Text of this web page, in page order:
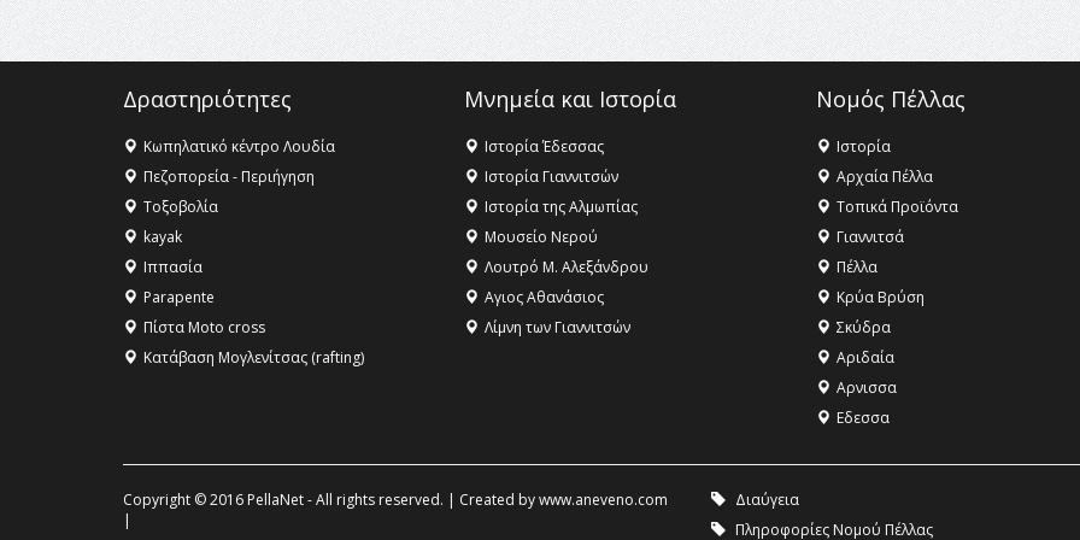
Δραστηριότητες
Κωπηλατικό κέντρο Λουδία
Πεζοπορεία - Περιήγηση
Τοξοβολία
kayak
Ιππασία
Parapente
Πίστα Moto cross
Κατάβαση Μογλενίτσας (rafting)
Μνημεία και Ιστορία
Ιστορία Έδεσσας
Ιστορία Γιαννιτσών
Ιστορία της Αλμωπίας
Μουσείο Νερού
Λουτρό Μ. Αλεξάνδρου
Αγιος Αθανάσιος
Λίμνη των Γιαννιτσών
Νομός Πέλλας
Ιστορία
Αρχαία Πέλλα
Τοπικά Προϊόντα
Γιαννιτσά
Πέλλα
Κρύα Βρύση
Σκύδρα
Αριδαία
Aρνισσα
Eδεσσα
Copyright © 2016 PellaNet - All rights reserved. | Created bywww.aneveno.com
|
Διαύγεια
Πληροφορίες Νομού Πέλλας